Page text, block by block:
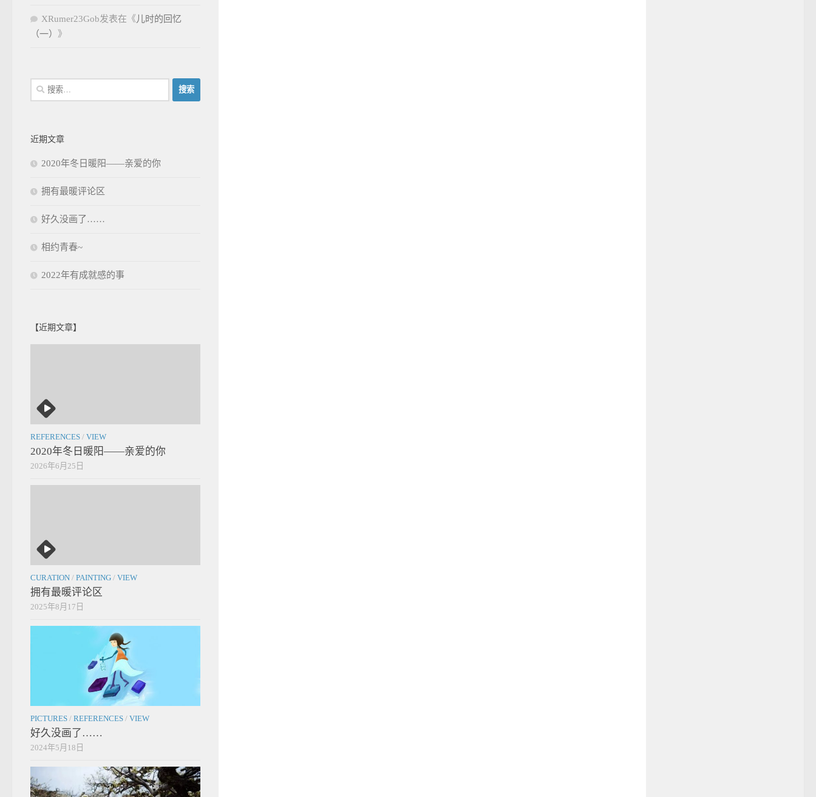
XRumer23Gob发表在《 儿时的回忆
（一） 》
搜
索：
近期文章
2020年冬日暖阳——亲爱的你
拥有最暖评论区
好久没画了……
相约青春~
2022年有成就感的事
【近期文章】
REFERENCES / VIEW
2020年冬日暖阳——亲爱的你
2026年6月25日
CURATION / PAINTING / VIEW
拥有最暖评论区
2025年8月17日
PICTURES / REFERENCES / VIEW
好久没画了……
2024年5月18日